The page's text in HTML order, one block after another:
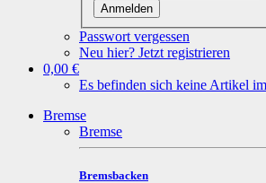
Anmelden
Passwort vergessen
Neu hier? Jetzt registrieren
0,00 €
Es befinden sich keine Artikel
Bremse
Bremse
Bremsbacken